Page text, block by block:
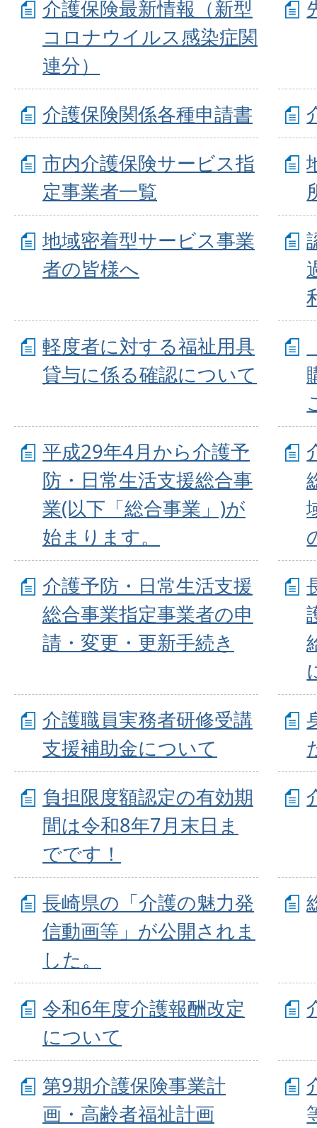
介護保険最新情報（新型
コロナウイルス感染症関
連分）
介護保険関係各種申請書
市内介護保険サービス指
定事業者一覧
地域密着型サービス事業
者の皆様へ
軽度者に対する福祉用具
貸与に係る確認について
平成29年4月から介護予
防・日常生活支援総合事
業(以下「総合事業」)が
始まります。
介護予防・日常生活支援
総合事業指定事業者の申
請・変更・更新手続き
介護職員実務者研修受講
支援補助金について
負担限度額認定の有効期
間は令和8年7月末日ま
でです！
長崎県の「介護の魅力発
信動画等」が公開されま
した。
令和6年度介護報酬改定
について
第9期介護保険事業計
画・高齢者福祉計画